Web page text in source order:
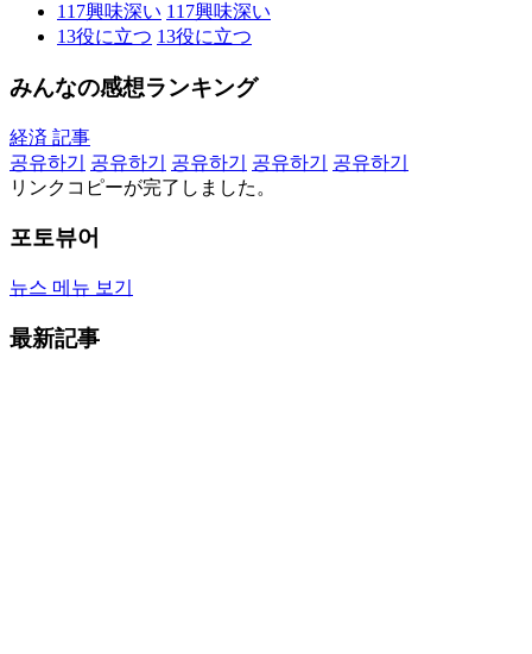
117興味深い 117興味深い
13役に立つ 13役に立つ
みんなの感想ランキング
経済 記事
공유하기
공유하기 공유하기 공유하기
공유하기
リンクコピーが完了しました。
포토뷰어
뉴스 메뉴 보기
最新記事